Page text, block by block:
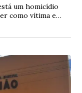
um homicídio
como vítima e